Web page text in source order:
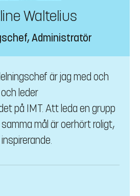
Waltelius
Administratör
är jag med och
leder
på IMT. Att leda en grupp
mål är oerhört roligt,